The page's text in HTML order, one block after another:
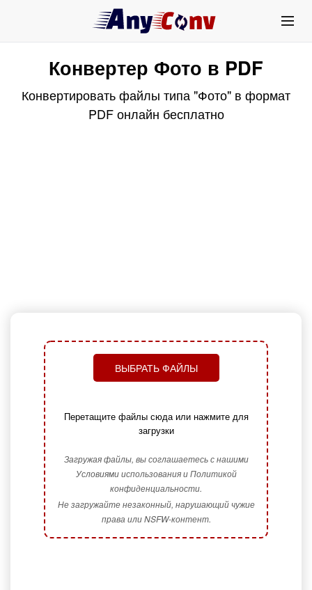
Конвертер Фото в PDF
Конвертировать файлы типа "Фото" в формат
PDF онлайн бесплатно
ВЫБРАТЬ ФАЙЛЫ
Перетащите файлы сюда или нажмите для
загрузки
Загружая файлы, вы соглашаетесь с нашими
Условиями использования и Политикой
конфиденциальности.
Не загружайте незаконный, нарушающий чужие
права или NSFW-контент.